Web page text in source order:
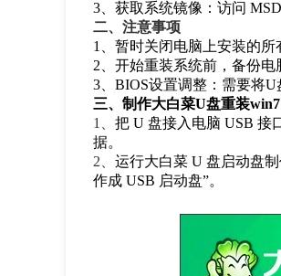
3、获取系统镜像：访问
二、注意事项
1、暂时关闭电脑上安装的所
2、开始重装系统前，备份电
3、BIOS设置调整：需要将
三、制作大白菜U盘重装win7
1、把 U 盘接入电脑 USB 接
据。
2、运行大白菜 U 盘启动盘
作成 USB 启动盘”。